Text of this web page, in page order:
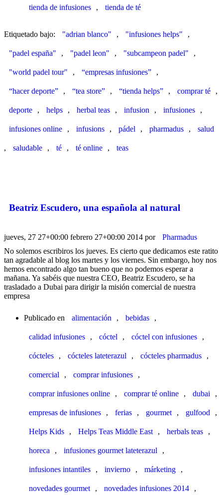
tienda de infusiones , tienda de té
Etiquetado bajo: "adrian blanco" , "infusiones helps" ,
"padel españa" , "padel leon" , "subcampeon padel" ,
"world padel tour" , “empresas infusiones” ,
“hacer deporte” , “tea store” , “tienda helps” , comprar té ,
deporte , helps , herbal teas , infusion , infusiones ,
infusiones online , infusions , pádel , pharmadus , salud
, saludable , té , té online , teas
Beatriz Escudero, una española al natural
jueves, 27 27+00:00 febrero 27+00:00 2014 por
Pharmadus
No solemos escribiros los jueves. Es cierto que dedicamos este ratito
tan agradable al blog los martes y los viernes. Sin embargo, hoy nos
hemos encontrado algo tan bueno que no podemos esperar a
mañana. Ya sabéis que nuestra CEO, Beatriz Escudero, se ha
trasladado a Dubai para dirigir la misión comercial de nuestra
empresa
Publicado en alimentación , bebidas ,
calidad infusiones , cóctel , cóctel con infusiones ,
cócteles , cócteles lateterazul , cócteles pharmadus ,
comercial , comprar infusiones ,
comprar infusiones online , comprar té online , dubai ,
empresas de infusiones , ferias , gourmet , gulfood ,
Helps Kids , Helps Teas Middle East , herbals teas ,
horeca , infusiones gourmet lateterazul ,
infusiones intantiles , invierno , márketing ,
novedades gourmet , novedades infusiones 2014 ,